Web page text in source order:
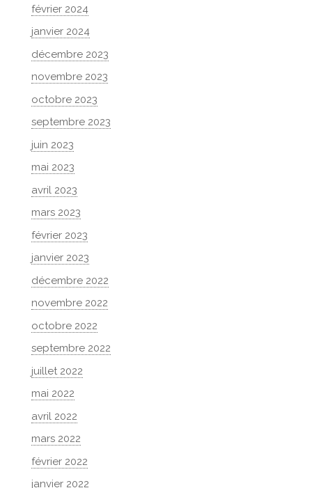
février 2024
janvier 2024
décembre 2023
novembre 2023
octobre 2023
septembre 2023
juin 2023
mai 2023
avril 2023
mars 2023
février 2023
janvier 2023
décembre 2022
novembre 2022
octobre 2022
septembre 2022
juillet 2022
mai 2022
avril 2022
mars 2022
février 2022
janvier 2022